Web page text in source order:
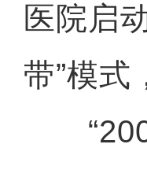
医院启
带”模式
“2009